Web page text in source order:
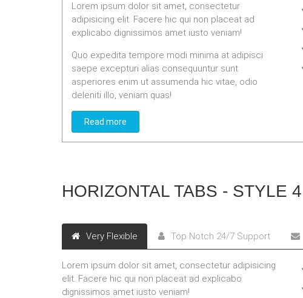
Lorem ipsum dolor sit amet, consectetur
adipisicing elit. Facere hic qui non placeat ad
explicabo dignissimos amet iusto veniam!
Quo expedita tempore modi minima at adipisci
saepe excepturi alias consequuntur sunt
asperiores enim ut assumenda hic vitae, odio
deleniti illo, veniam quas!
Read more
HORIZONTAL TABS - STYLE 4
Very Flexible Top Notch 24/7 Support
Lorem ipsum dolor sit amet, consectetur adipisicing
elit. Facere hic qui non placeat ad explicabo
dignissimos amet iusto veniam!